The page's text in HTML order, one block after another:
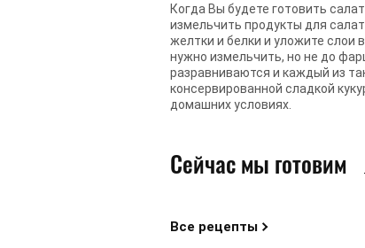
Когда Вы будете готовить
измельчить продукты для
желтки и белки и уложите слои
нужно измельчить, но не до
разравниваются и каждый из
консервированной сладкой
домашних условиях.
Сейчас мы готовим
Все рецепты